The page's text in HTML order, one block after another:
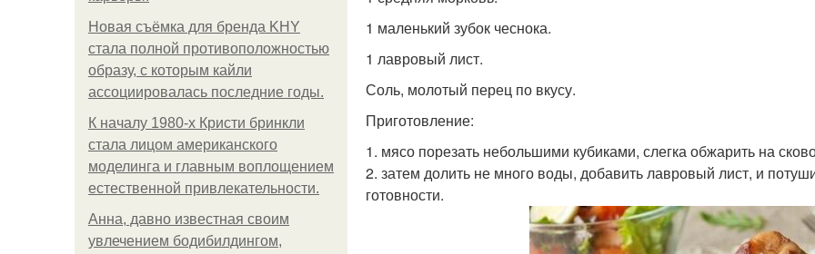
Новая съёмка для бренда KHY
стала полной противоположностью
образу, с которым кайли
ассоциировалась последние годы.
К началу 1980-х Кристи бринкли
стала лицом американского
моделинга и главным воплощением
естественной привлекательности.
Анна, давно известная своим
увлечением бодибилдингом,
1 маленький зубок чеснока.
1 лавровый лист.
Соль, молотый перец по вкусу.
Приготовление:
1. мясо порезать небольшими кубиками, слегка обжарить на
2. затем долить не много воды, добавить лавровый лист, и
готовности.